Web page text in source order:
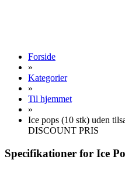
Forside
»
Kategorier
»
Til hjemmet
»
Ice pops (10 stk) uden
DISCOUNT PRIS
Specifikationer for Ice